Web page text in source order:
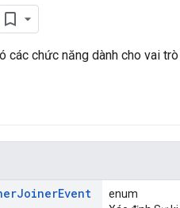
các chức năng dành cho vai
JoinerEvent
enum